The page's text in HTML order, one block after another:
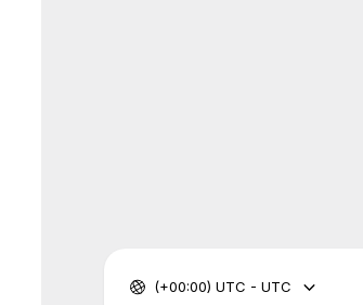
(+00:00) UTC - UTC